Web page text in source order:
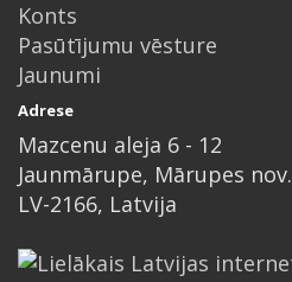
Konts
Pasūtījumu vēsture
Jaunumi
Adrese
Mazcenu aleja 6 - 12
Jaunmārupe, Mārupes nov.
LV-2166, Latvija